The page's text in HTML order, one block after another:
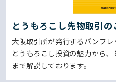
とうもろこし先物取引の
大阪取引所が発行するパンフレ
とうもろこし投資の魅力から
まで解説しております。